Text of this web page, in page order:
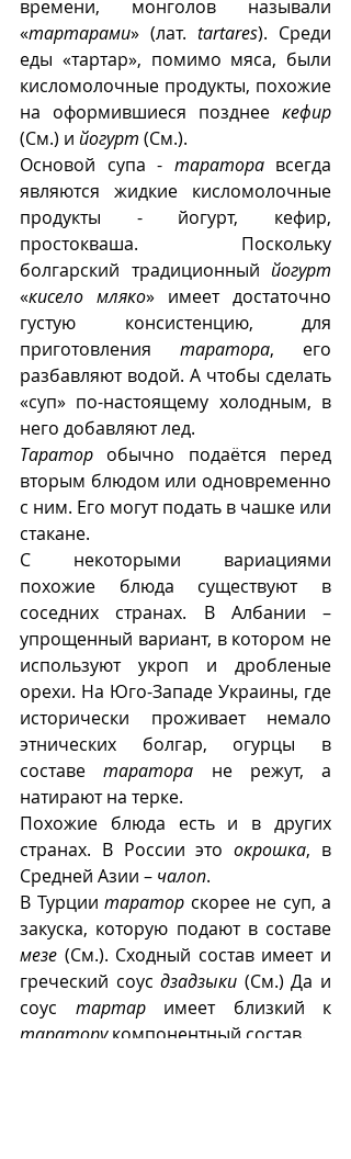
времени, монголов называли
«тартарами» (лат. tartares). Среди
еды «тартар», помимо мяса, были
кисломолочные продукты, похожие
на оформившиеся позднее кефир
(См.) и йогурт (См.).
Основой супа - таратора всегда
являются жидкие кисломолочные
продукты - йогурт, кефир,
простокваша. Поскольку
болгарский традиционный йогурт
«кисело мляко» имеет достаточно
густую консистенцию, для
приготовления таратора, его
разбавляют водой. А чтобы сделать
«суп» по-настоящему холодным, в
него добавляют лед.
Таратор обычно подаётся перед
вторым блюдом или одновременно
с ним. Его могут подать в чашке или
стакане.
С некоторыми вариациями
похожие блюда существуют в
соседних странах. В Албании –
упрощенный вариант, в котором не
используют укроп и дробленые
орехи. На Юго-Западе Украины, где
исторически проживает немало
этнических болгар, огурцы в
составе таратора не режут, а
натирают на терке.
Похожие блюда есть и в других
странах. В России это окрошка, в
Средней Азии – чалоп.
В Турции таратор скорее не суп, а
мезе (См.). Сходный состав имеет и
греческий соус дзадзыки (См.) Да и
соус тартар
таратору компонентный состав.